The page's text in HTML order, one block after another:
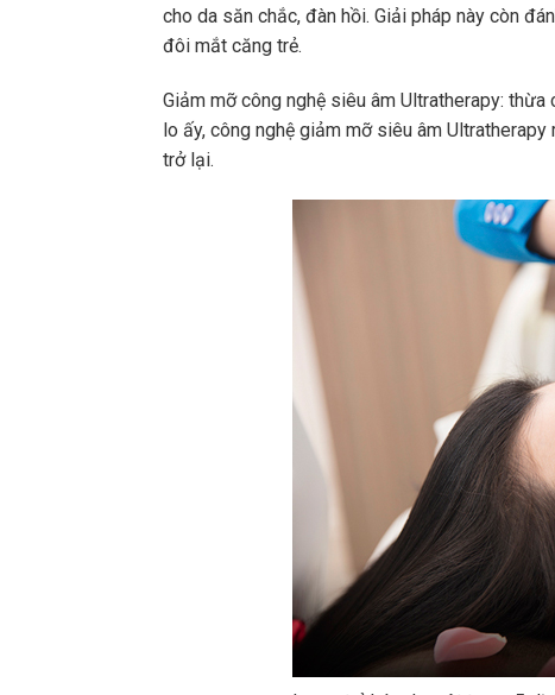
cho da săn chắc, đàn hồi. Giải pháp này còn
đôi mắt căng trẻ.
Giảm mỡ công nghệ siêu âm Ultratherapy:
lo ấy, công nghệ giảm mỡ siêu âm
trở lại.